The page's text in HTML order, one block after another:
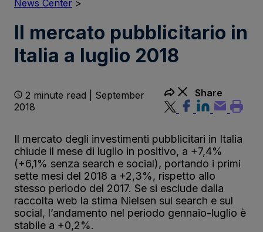
News Center >
Il mercato pubblicitario in
Italia a luglio 2018
2 minute read | September
2018
Share
Il mercato degli investimenti pubblicitari in Italia
chiude il mese di luglio in positivo, a +7,4%
(+6,1% senza search e social), portando i primi
sette mesi del 2018 a +2,3%, rispetto allo
stesso periodo del 2017. Se si esclude dalla
raccolta web la stima Nielsen sul search e sul
social, l’andamento nel periodo gennaio-luglio è
stabile a +0,2%.